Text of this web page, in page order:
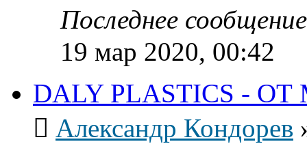
Последнее
19 мар 2020, 00:42
DALY PLASTICS -
Александр Кондорев